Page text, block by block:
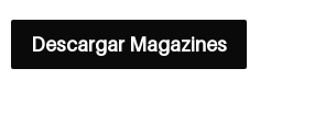
Descargar Magazines